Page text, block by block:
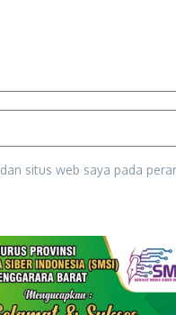
situs web saya pada